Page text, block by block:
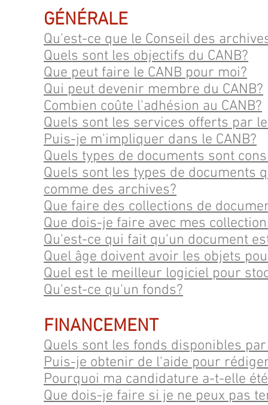
GÉNÉRALE
Qu'est-ce que le Conseil des
Quels sont les objectifs du CANB?
Que peut faire le CANB pour moi?
Qui peut devenir membre du CANB?
Combien coûte l'adhésion au CANB?
Quels sont les services offerts par le
Puis-je m'impliquer dans le CANB?
Quels types de documents sont
Quels sont les types de documents
comme des archives?
Que faire des collections de
Que dois-je faire avec mes
Qu'est-ce qui fait qu'un document
​Quel âge doivent avoir les objets
Quel est le meilleur logiciel pour
​Qu'est-ce qu'un fonds?
FINANCEMENT
Quels sont les fonds disponibles
​Puis-je obtenir de l'aide pour
Pourquoi ma candidature a-t-elle
Que dois-je faire si je ne peux pas